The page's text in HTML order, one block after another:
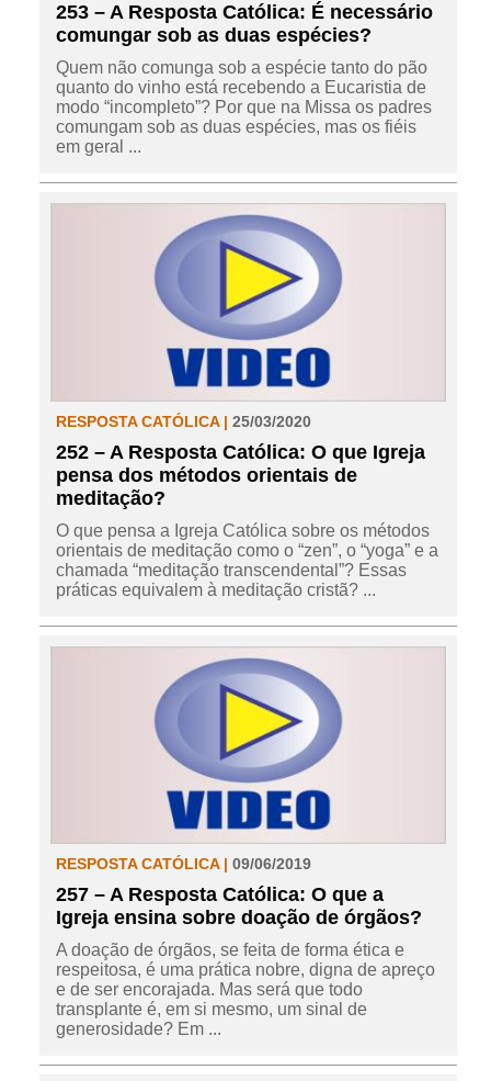
253 – A Resposta Católica: É necessário
comungar sob as duas espécies?
Quem não comunga sob a espécie tanto do pão
quanto do vinho está recebendo a Eucaristia de
modo “incompleto”? Por que na Missa os padres
comungam sob as duas espécies, mas os fiéis
em geral ...
RESPOSTA CATÓLICA | 25/03/2020
252 – A Resposta Católica: O que Igreja
pensa dos métodos orientais de
meditação?
O que pensa a Igreja Católica sobre os métodos
orientais de meditação como o “zen”, o “yoga” e a
chamada “meditação transcendental”? Essas
práticas equivalem à meditação cristã? ...
RESPOSTA CATÓLICA | 09/06/2019
257 – A Resposta Católica: O que a
Igreja ensina sobre doação de órgãos?
A doação de órgãos, se feita de forma ética e
respeitosa, é uma prática nobre, digna de apreço
e de ser encorajada. Mas será que todo
transplante é, em si mesmo, um sinal de
generosidade? Em ...